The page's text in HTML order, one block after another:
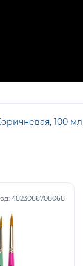
, 100 мл
4823086708068